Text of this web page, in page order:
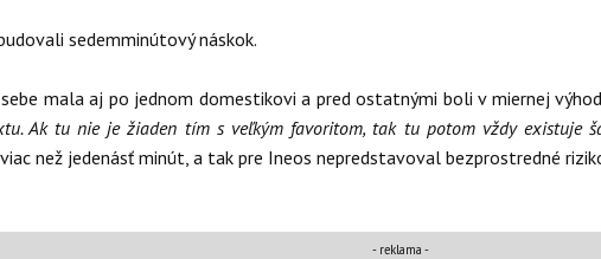
sedemminútový náskok.
mala aj po jednom domestikovi a pred ostatnými boli v miernej
Ak tu nie je žiaden tím s veľkým favoritom, tak tu potom vždy existuje
než jedenásť minút, a tak pre Ineos nepredstavoval bezprostredné
- reklama -